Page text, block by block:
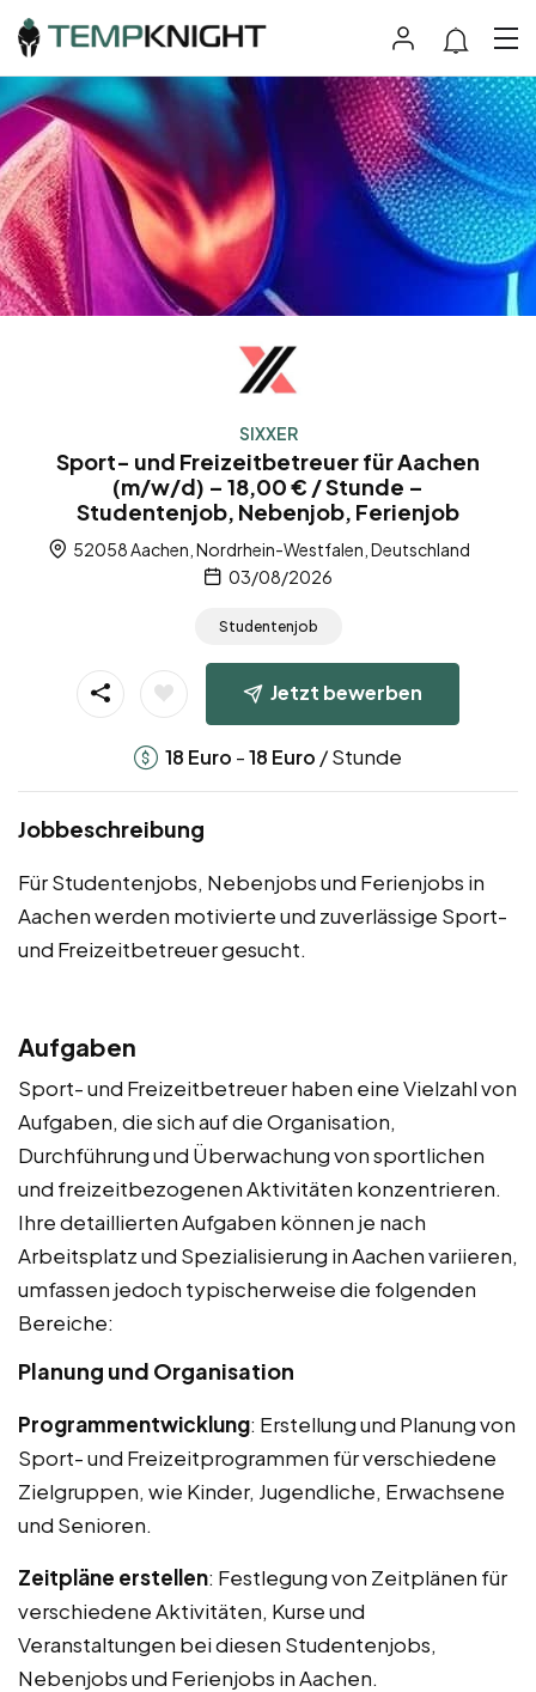
SIXXER
Sport- und Freizeitbetreuer für Aachen
(m/w/d) – 18,00 € / Stunde –
Studentenjob, Nebenjob, Ferienjob
52058 Aachen, Nordrhein-Westfalen, Deutschland
03/08/2026
Studentenjob
Jetzt bewerben
18 Euro -18 Euro / Stunde
Jobbeschreibung
Für Studentenjobs, Nebenjobs und Ferienjobs in
Aachen werden motivierte und zuverlässige Sport-
und Freizeitbetreuer gesucht.
Aufgaben
Sport- und Freizeitbetreuer haben eine Vielzahl von
Aufgaben, die sich auf die Organisation,
Durchführung und Überwachung von sportlichen
und freizeitbezogenen Aktivitäten konzentrieren.
Ihre detaillierten Aufgaben können je nach
Arbeitsplatz und Spezialisierung in Aachen variieren,
umfassen jedoch typischerweise die folgenden
Bereiche:
Planung und Organisation
Programmentwicklung: Erstellung und Planung von
Sport- und Freizeitprogrammen für verschiedene
Zielgruppen, wie Kinder, Jugendliche, Erwachsene
und Senioren.
Zeitpläne erstellen: Festlegung von Zeitplänen für
verschiedene Aktivitäten, Kurse und
Veranstaltungen bei diesen Studentenjobs,
Nebenjobs und Ferienjobs in Aachen.